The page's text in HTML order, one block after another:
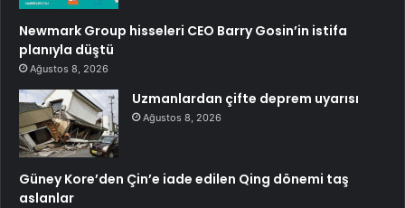
Newmark Group hisseleri CEO Barry Gosin’in istifa
planıyla düştü
Ağustos 8, 2026
Uzmanlardan çifte deprem uyarısı
Ağustos 8, 2026
Güney Kore’den Çin’e iade edilen Qing dönemi taş
aslanlar